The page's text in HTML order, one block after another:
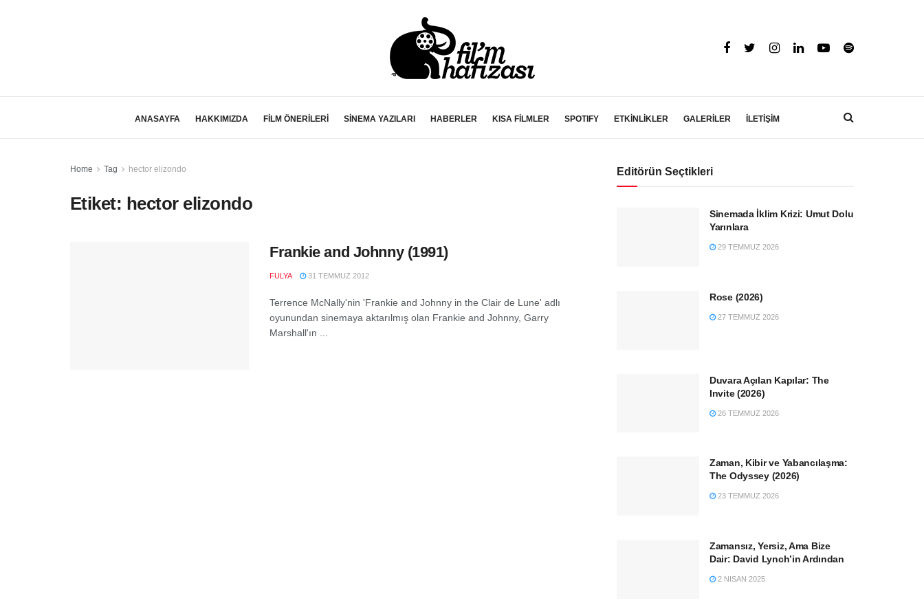
ANASAYFA HAKKIMIZDA FİLM ÖNERİLERİ SİNEMA YAZILARI HABERLER KISA FİLMLER SPOTIFY ETKİNLİKLER GALERİLER İLETİŞİM
Home Tag hector elizondo
Etiket: hector elizondo
Frankie and Johnny (1991)
FULYA 31 TEMMUZ 2012
Terrence McNally'nin 'Frankie and Johnny in the Clair de Lune' adlı
oyunundan sinemaya aktarılmış olan Frankie and Johnny, Garry
Marshall'ın ...
Editörün Seçtikleri
Sinemada İklim Krizi: Umut Dolu
Yarınlara
29 TEMMUZ 2026
Rose (2026)
27 TEMMUZ 2026
Duvara Açılan Kapılar: The
Invite (2026)
26 TEMMUZ 2026
Zaman, Kibir ve Yabancılaşma:
The Odyssey (2026)
23 TEMMUZ 2026
Zamansız, Yersiz, Ama Bize
Dair: David Lynch’in Ardından
2 NISAN 2025